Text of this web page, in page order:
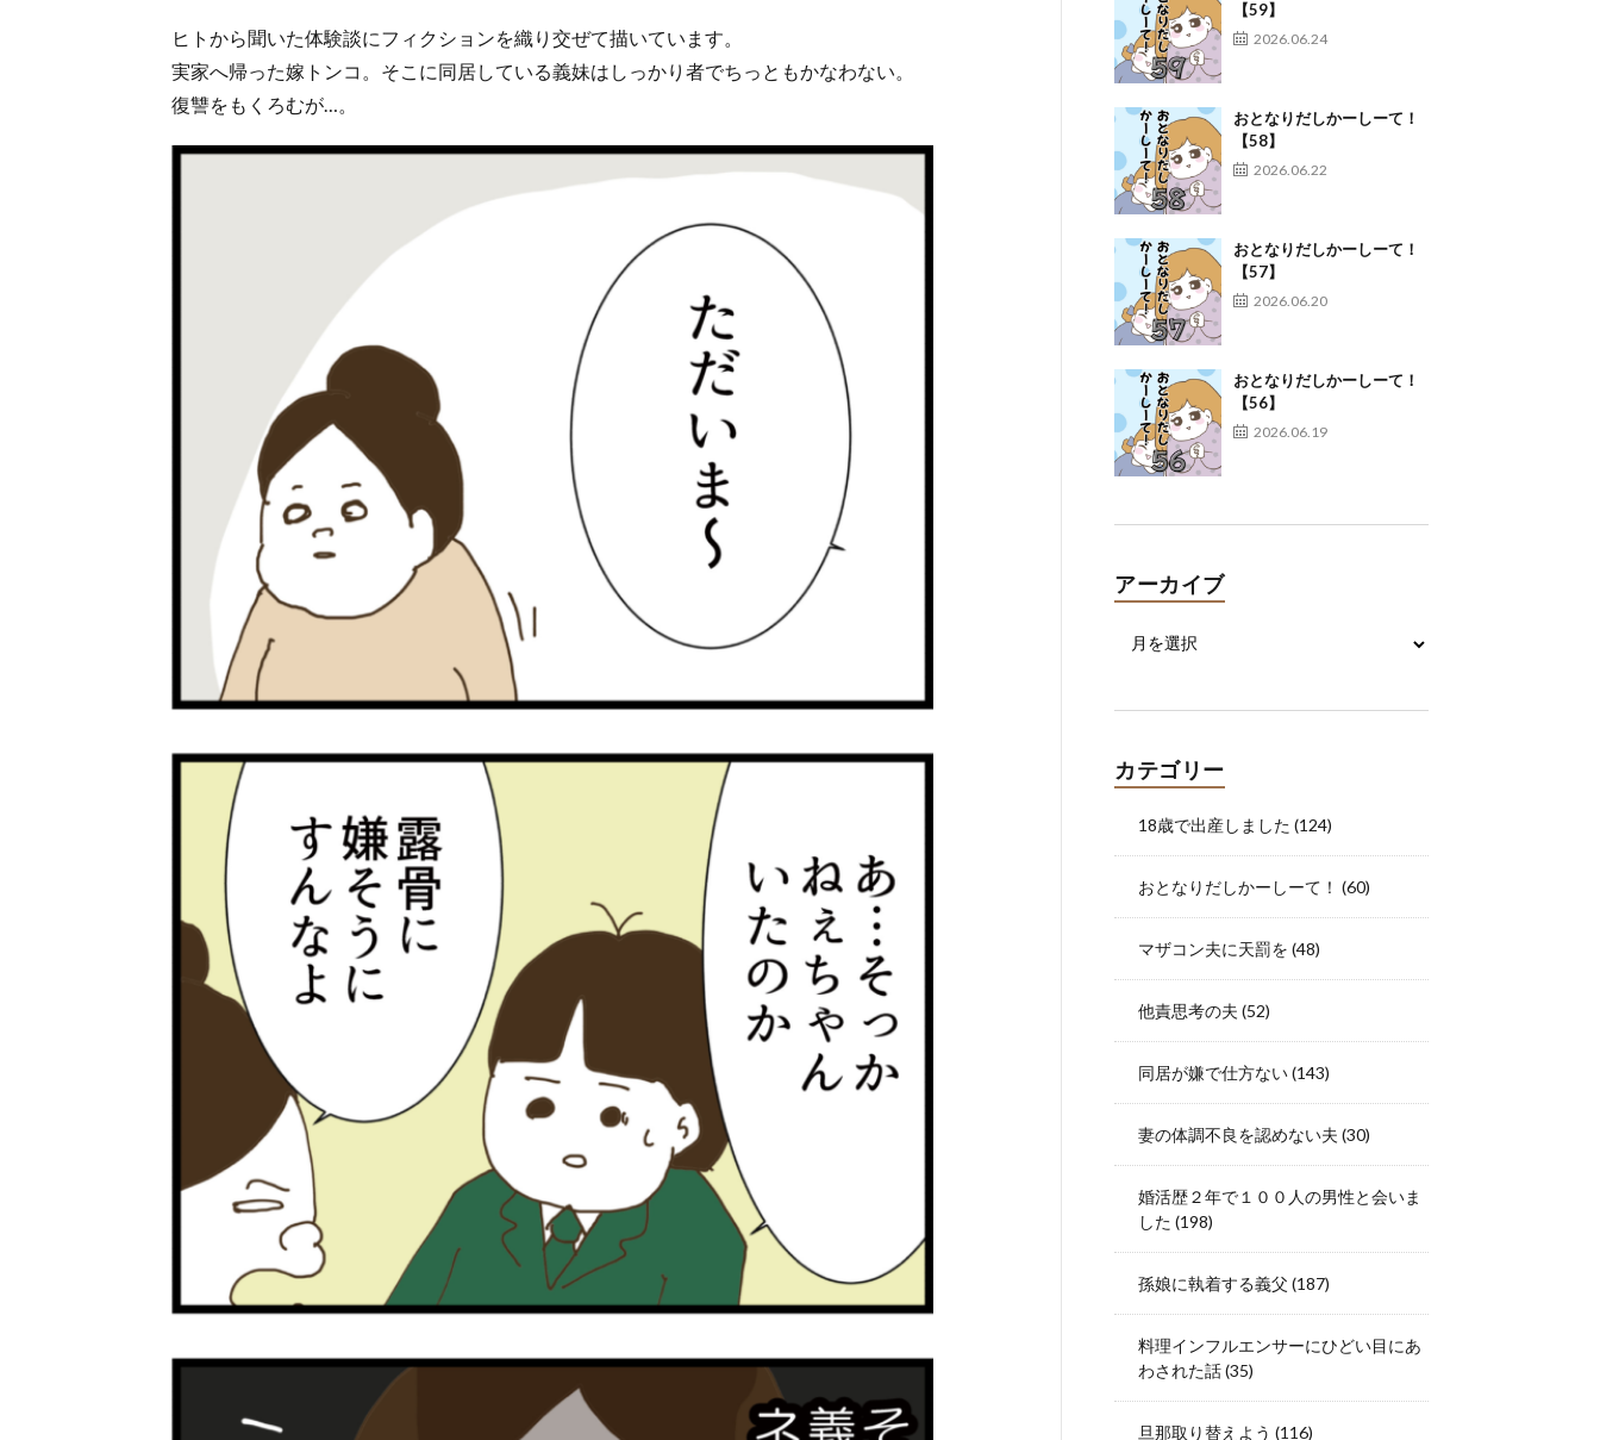
ヒトから聞いた体験談にフィクションを織り交ぜて描いています。
実家へ帰った嫁トンコ。そこに同居している義妹はしっかり者でちっともかなわない。
復讐をもくろむが…。
【59】
2026.06.24
おとなりだしかーしーて！
【58】
2026.06.22
おとなりだしかーしーて！
【57】
2026.06.20
おとなりだしかーしーて！
【56】
2026.06.19
アーカイブ
カテゴリー
18歳で出産しました (124)
おとなりだしかーしーて！ (60)
マザコン夫に天罰を (48)
他責思考の夫 (52)
同居が嫌で仕方ない(143)
妻の体調不良を認めない夫 (30)
婚活歴２年で１００人の男性と会いま
した (198)
孫娘に執着する義父 (187)
料理インフルエンサーにひどい目にあ
わされた話(35)
旦那取り替えよう (116)